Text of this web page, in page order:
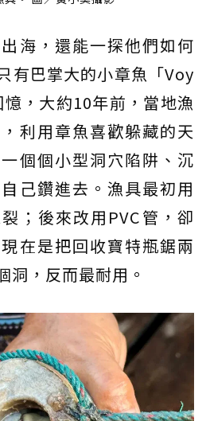
海，還能一探他們如何
有巴掌大的小章魚「Voy
，大約10年前，當地漁
利用章魚喜歡躲藏的天
個個小型洞穴陷阱、沉
己鑽進去。漁具最初用
；後來改用PVC管，卻
在是把回收寶特瓶鋸兩
洞，反而最耐用。